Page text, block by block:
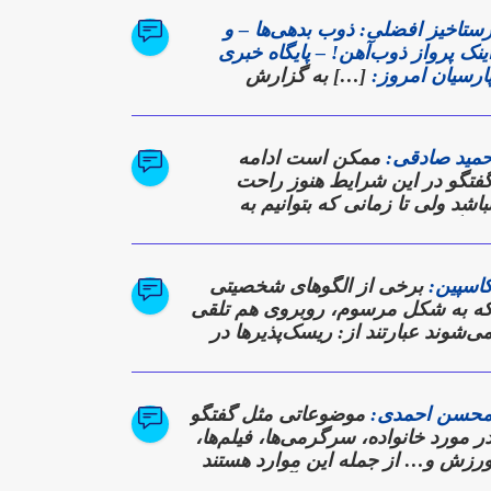
افضلی: ذوب بدهی‌ها – و
پرواز ذوب‌آهن! – پایگاه خبری
امروز: […] به گزارش
آهن شرکت برگزار شد، نه تنها
گزارشی از دستاوردها بود، بلکه
برای بازگشت ذوب‌آهن به
روزهای اوج تولید و سودآوری به شمار
[…]
صادقی: ممکن است ادامه
در این شرایط هنوز راحت
ولی تا زمانی که بتوانیم به
از دیدگاه دیگری برسیم
برخی از الگوهای شخصیتی
به شکل مرسوم، روبروی هم تلقی
عبارتند از: ریسک‌پذیرها در
احمدی: موضوعاتی مثل گفتگو
مورد خانواده، سرگرمی‌ها، فیلم‌ها،
و… از جمله این موارد هستند